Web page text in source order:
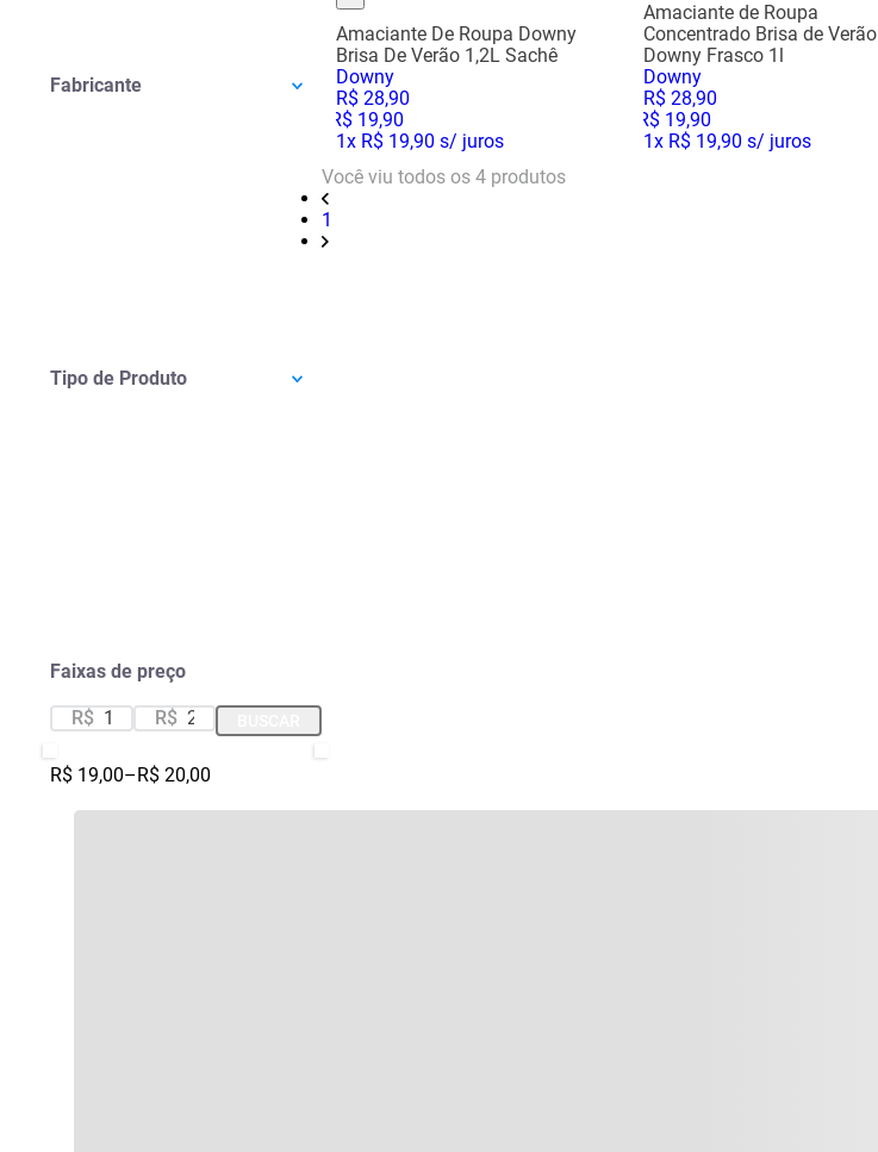
Fabricante
Tipo de Produto
Faixas de preço
R$ R$
R$ 19,00–R$ 20,00
Amaciante De Roupa Downy
Brisa De Verão 1,2L Sachê
Downy
R$ 28,90
R$ 19,90
1x R$ 19,90 s/ juros
Amaciante de Roupa
Concentrado Brisa de Verão
Downy Frasco 1l
Downy
R$ 28,90
R$ 19,90
1x R$ 19,90 s/ juros
Você viu todos os 4 produtos
1